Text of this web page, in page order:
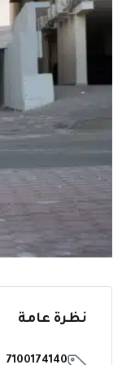
نظرة عامة
7100174140